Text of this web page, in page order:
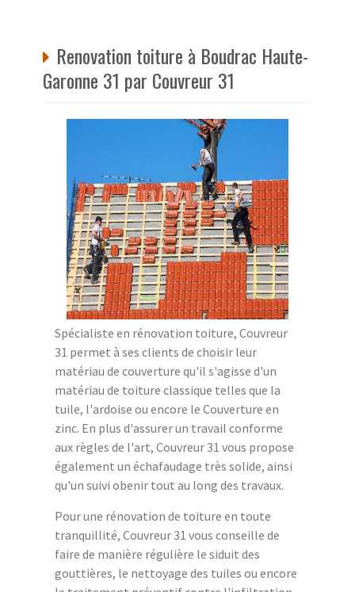
Renovation toiture à Boudrac Haute-
Garonne 31 par Couvreur 31
Spécialiste en rénovation toiture, Couvreur
31 permet à ses clients de choisir leur
matériau de couverture qu'il s'agisse d'un
matériau de toiture classique telles que la
tuile, l'ardoise ou encore le Couverture en
zinc. En plus d'assurer un travail conforme
aux règles de l'art, Couvreur 31 vous propose
également un échafaudage très solide, ainsi
qu'un suivi obenir tout au long des travaux.
Pour une rénovation de toiture en toute
tranquillité, Couvreur 31 vous conseille de
faire de manière régulière le siduit des
gouttières, le nettoyage des tuiles ou encore